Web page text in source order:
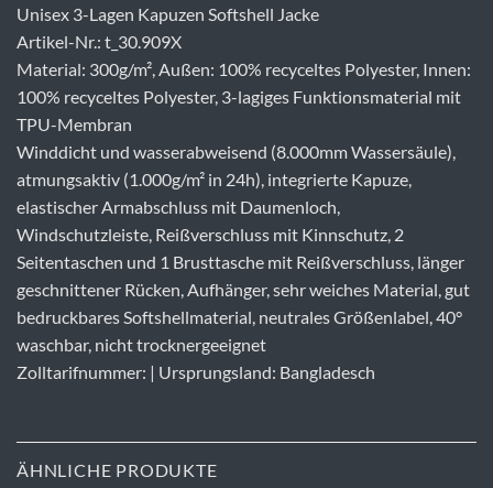
Unisex 3-Lagen Kapuzen Softshell Jacke
Artikel-Nr.: t_30.909X
Material: 300g/m², Außen: 100% recyceltes Polyester, Innen:
100% recyceltes Polyester, 3-lagiges Funktionsmaterial mit
TPU-Membran
Winddicht und wasserabweisend (8.000mm Wassersäule),
atmungsaktiv (1.000g/m² in 24h), integrierte Kapuze,
elastischer Armabschluss mit Daumenloch,
Windschutzleiste, Reißverschluss mit Kinnschutz, 2
Seitentaschen und 1 Brusttasche mit Reißverschluss, länger
geschnittener Rücken, Aufhänger, sehr weiches Material, gut
bedruckbares Softshellmaterial, neutrales Größenlabel, 40°
waschbar, nicht trocknergeeignet
Zolltarifnummer: | Ursprungsland: Bangladesch
ÄHNLICHE PRODUKTE